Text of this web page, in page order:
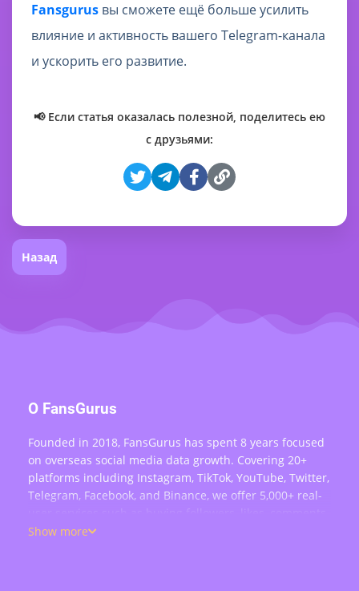
Fansgurus вы сможете ещё больше усилить
влияние и активность вашего Telegram-канала
и ускорить его развитие.
📢 Если статья оказалась полезной, поделитесь ею
с друзьями:
Назад
О FansGurus
Founded in 2018, FansGurus has spent 8 years focused
on overseas social media data growth. Covering 20+
platforms including Instagram, TikTok, YouTube, Twitter,
Telegram, Facebook, and Binance, we offer 5,000+ real-
views, retweets, and live stream engagement — serving
Show more